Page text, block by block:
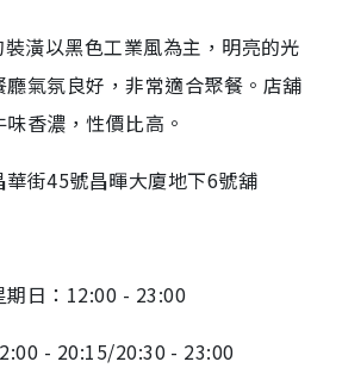
裝潢以黑色工業風為主，明亮的光
氣氛良好，非常適合聚餐。店舖
香濃，性價比高。
華街45號昌暉大廈地下6號舖
日： 12:00 - 23:00
- 20:15/20:30 - 23:00